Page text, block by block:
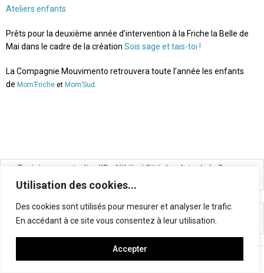
Utilisation des cookies...
Des cookies sont utilisés pour mesurer et analyser le trafic.
En accédant à ce site vous consentez à leur utilisation.
Accepter
Ateliers enfants
Prêts pour la deuxième année d’intervention à la Friche la Belle de
Mai dans le cadre de la création Sois sage et tais-toi !
La Compagnie Mouvimento retrouvera toute l’année les enfants
de Mom’Friche et Mom’Sud .
Trainings au studio d’Ex-Nihilo / Cité des Arts de la Rue –
Marseille (13) Dec 2019
Sois sage et tais-toi ! Interventions Sainte Marthe – Marseille
(13)→
COMPAGNIE MOUVIMENTO